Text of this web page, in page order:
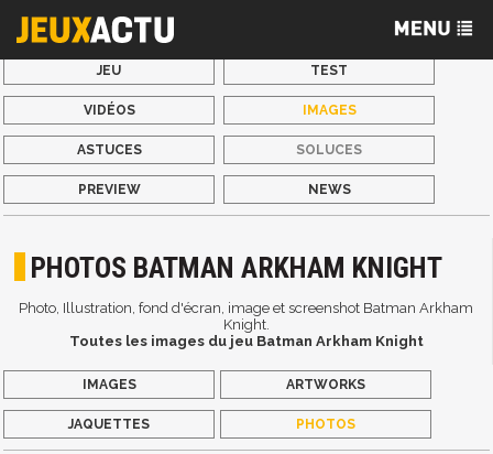
JEU TEST
VIDÉOS IMAGES
ASTUCES SOLUCES
PREVIEW NEWS
PHOTOS BATMAN ARKHAM KNIGHT
Photo, Illustration, fond d'écran, image et screenshot Batman Arkham
Knight.
Toutes les images du jeu Batman Arkham Knight
IMAGES ARTWORKS
JAQUETTES PHOTOS